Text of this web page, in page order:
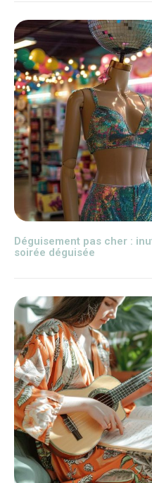
Déguisement pas cher :
soirée déguisée